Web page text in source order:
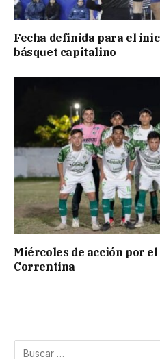
Fecha definida para el
básquet capitalino
Miércoles de acción por
Correntina